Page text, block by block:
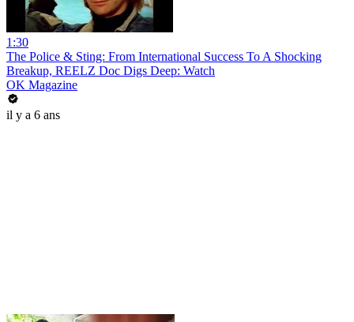
1:30
The Police & Sting: From International Success To A Shocking
Breakup, REELZ Doc Digs Deep: Watch
OK Magazine
il y a 6 ans